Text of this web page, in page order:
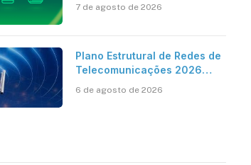
reconhecimento de firma em
7 de agosto de 2026
Plano Estrutural de Redes de
Telecomunicações 2026
móvel, mas mantém desafio
6 de agosto de 2026